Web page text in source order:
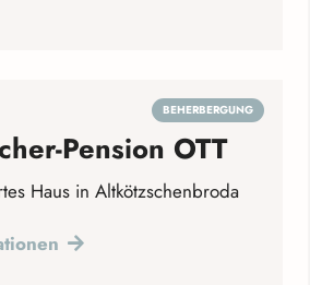
BEHERBERGUNG
Pension OTT
Haus in Altkötzschenbroda